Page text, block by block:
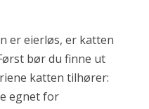
er eierløs, er katten
bør du finne ut
katten tilhører:
egnet for